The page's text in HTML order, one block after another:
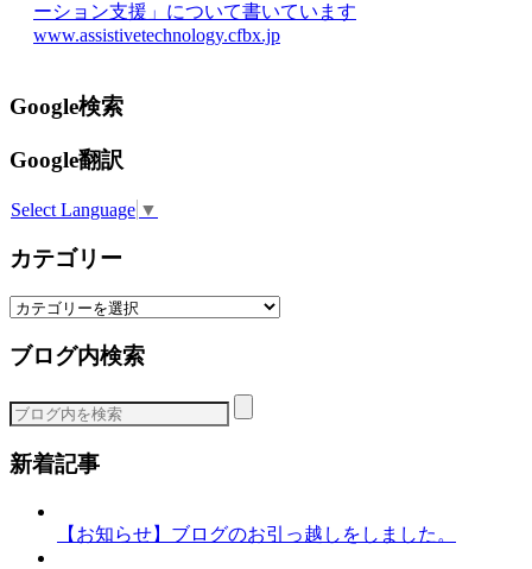
ーション支援」について書いています
www.assistivetechnology.cfbx.jp
Google検索
Google翻訳
Select Language ▼
カテゴリー
カ
ゴ
ー
ブログ内検索
新着記事
【お知らせ】ブログのお引っ越しをしました。